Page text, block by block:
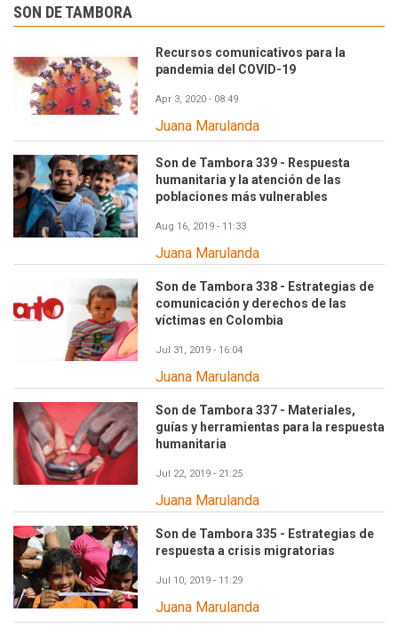
SON DE TAMBORA
Recursos comunicativos para la
pandemia del COVID-19
Apr 3, 2020 - 08:49
Juana Marulanda
Son de Tambora 339 - Respuesta
humanitaria y la atención de las
poblaciones más vulnerables
Aug 16, 2019 - 11:33
Juana Marulanda
Son de Tambora 338 - Estrategias de
comunicación y derechos de las
víctimas en Colombia
Jul 31, 2019 - 16:04
Juana Marulanda
Son de Tambora 337 - Materiales,
guías y herramientas para la respuesta
humanitaria
Jul 22, 2019 - 21:25
Juana Marulanda
Son de Tambora 335 - Estrategias de
respuesta a crisis migratorias
Jul 10, 2019 - 11:29
Juana Marulanda